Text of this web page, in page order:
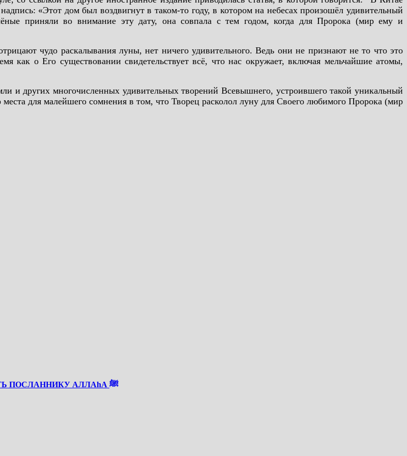
«Этот дом был воздвигнут в таком-то году, в котором на небесах произошёл удивительный
приняли во внимание эту дату, она совпала с тем годом, когда для Пророка (мир ему и
чудо раскалывания луны, нет ничего удивительного. Ведь они не признают не то что это
как о Его существовании свидетельствует всё, что нас окружает, включая мельчайшие атомы,
и других многочисленных удивительных творений Всевышнего, устроившего такой уникальный
для малейшего сомнения в том, что Творец расколол луну для Своего любимого Пророка (мир
СКОРО РАБИУЛЬ АВВАЛЬ — ВРЕМЯ, КОТОРОЕ СТОИТ ПОСВЯТИТЬ ПОСЛАННИКУ АЛЛАhА ﷺ